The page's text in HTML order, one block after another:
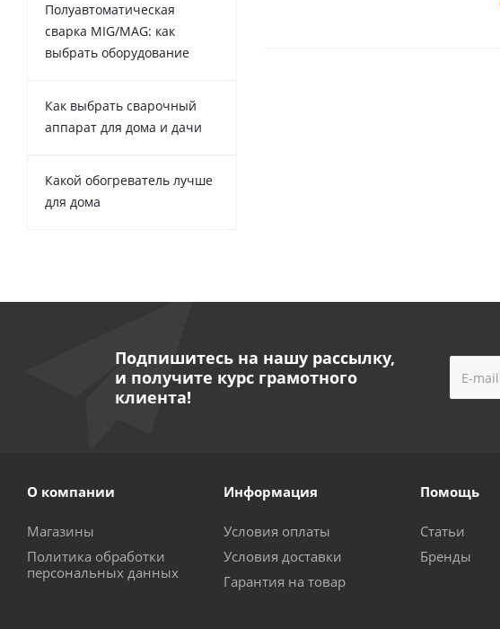
Полуавтоматическая
сварка MIG/MAG: как
выбрать оборудование
Как выбрать сварочный
аппарат для дома и дачи
Какой обогреватель лучше
для дома
Подпишитесь на нашу рассылку,
и получите курс грамотного
клиента!
О компании
Магазины
Политика обработки
персональных данных
Информация
Условия оплаты
Условия доставки
Гарантия на товар
Помощь
Статьи
Бренды